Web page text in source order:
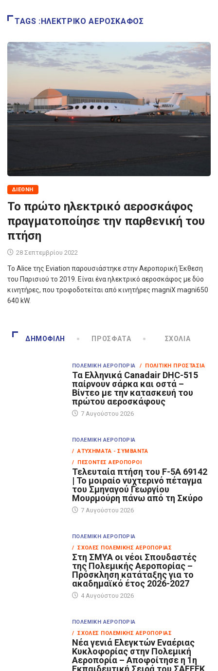
TAGS :ΗΛΕΚΤΡΙΚΟ ΑΕΡΟΣΚΑΦΟΣ
ΔΙΕΘΝΉ
Το πρώτο ηλεκτρικό αεροσκάφος
πραγματοποίησε την παρθενική του
πτήση
28 Σεπτεμβρίου 2022
Το Alice της Eviation παρουσιάστηκε στην Αεροπορική Έκθεση
του Παρισιού το 2019. Είναι ένα ηλεκτρικό αεροσκάφος με δύο
κινητήρες, που τροφοδοτείται από κινητήρες magniX magni650
640 kW.
ΔΗΜΟΦΙΛΉ ΠΡΌΣΦΑΤΑ ΣΧΌΛΙΑ
ΠΟΛΕΜΙΚΉ ΑΕΡΟΠΟΡΊΑ / ΠΟΛΙΤΙΚΉ ΠΡΟΣΤΑΣΊΑ
Τα Eλληνικά Canadair DHC-515
παίρνουν σάρκα και οστά –
Βίντεο με την κατασκευή του
πρώτου αεροσκάφους
7 Αυγούστου 2026
ΠΟΛΕΜΙΚΉ ΑΕΡΟΠΟΡΊΑ
/ ΑΤΥΧΉΜΑΤΑ - ΣΥΜΒΆΝΤΑ
/ ΠΕΣΌΝΤΕΣ ΑΕΡΟΠΌΡΟΙ
Τελευταία πτήση του F-5A 69142
| Το μοιραίο νυχτερινό πέταγμα
του Σμηναγού Γεωργίου
Μουρμούρη πάνω από τη Σκύρο
7 Αυγούστου 2026
ΠΟΛΕΜΙΚΉ ΑΕΡΟΠΟΡΊΑ
/ ΣΧΟΛΈΣ ΠΟΛΕΜΙΚΉΣ ΑΕΡΟΠΟΡΊΑΣ
Στη ΣΜΥΑ οι νέοι Σπουδαστές
της Πολεμικής Αεροπορίας –
Πρόσκληση κατάταξης για το
ακαδημαϊκό έτος 2026-2027
4 Αυγούστου 2026
ΠΟΛΕΜΙΚΉ ΑΕΡΟΠΟΡΊΑ
/ ΣΧΟΛΈΣ ΠΟΛΕΜΙΚΉΣ ΑΕΡΟΠΟΡΊΑΣ
Νέα γενιά Ελεγκτών Εναέριας
Κυκλοφορίας στην Πολεμική
Αεροπορία – Αποφοίτησε η 1η